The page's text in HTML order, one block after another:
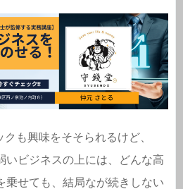
も興味をそそられるけど、
いビジネスの上には、どんな高
乗せても、結局なが続きしない